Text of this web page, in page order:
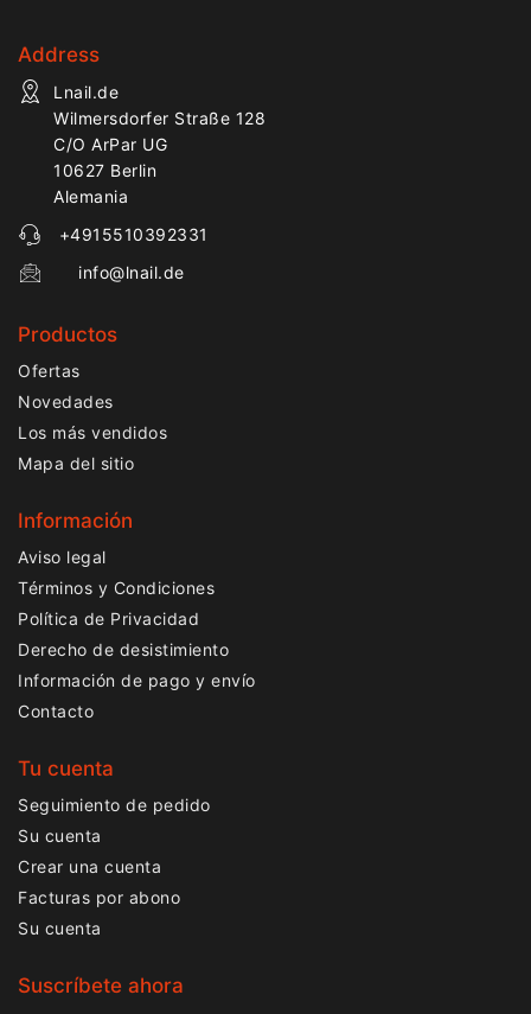
Address
Lnail.de
Wilmersdorfer Straße 128
C/O ArPar UG
10627 Berlin
Alemania
+4915510392331
info@lnail.de
Productos
Ofertas
Novedades
Los más vendidos
Mapa del sitio
Información
Aviso legal
Términos y Condiciones
Política de Privacidad
Derecho de desistimiento
Información de pago y envío
Contacto
Tu cuenta
Seguimiento de pedido
Su cuenta
Crear una cuenta
Facturas por abono
Su cuenta
Suscríbete ahora